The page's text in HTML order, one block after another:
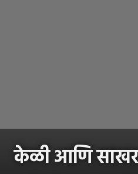
केळी आणि